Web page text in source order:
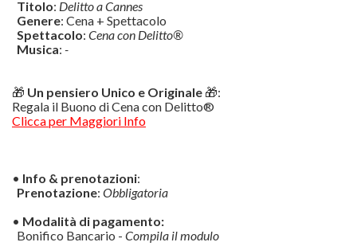
Titolo: Delitto a Cannes
Genere: Cena + Spettacolo
Spettacolo: Cena con Delitto®
Musica: -
🎁 Un pensiero Unico e Originale 🎁:
Regala il Buono di Cena con Delitto®
Clicca per Maggiori Info
• Info & prenotazioni:
Prenotazione: Obbligatoria
• Modalità di pagamento:
Bonifico Bancario - Compila il modulo